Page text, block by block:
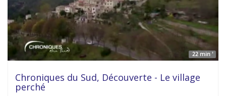
22 min '
Chroniques du Sud, Découverte - Le village
perché